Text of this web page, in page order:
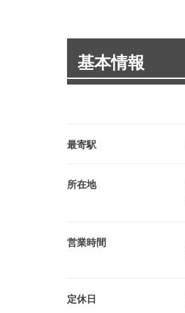
基本情報
最寄駅
所在地
営業時間
定休日